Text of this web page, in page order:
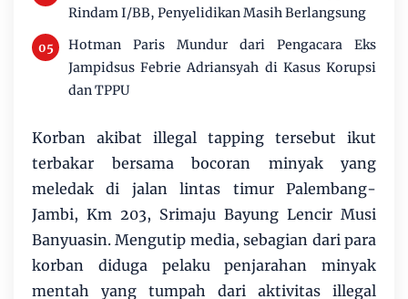
Rindam I/BB, Penyelidikan Masih Berlangsung
Hotman Paris Mundur dari Pengacara Eks
Jampidsus Febrie Adriansyah di Kasus Korupsi
dan TPPU
Korban akibat illegal tapping tersebut ikut
terbakar bersama bocoran minyak yang
meledak di jalan lintas timur Palembang-
Jambi, Km 203, Srimaju Bayung Lencir Musi
Banyuasin. Mengutip media, sebagian dari para
korban diduga pelaku penjarahan minyak
mentah yang tumpah dari aktivitas illegal